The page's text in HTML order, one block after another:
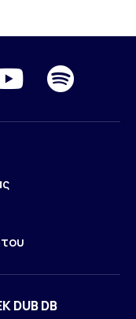
DUB DB